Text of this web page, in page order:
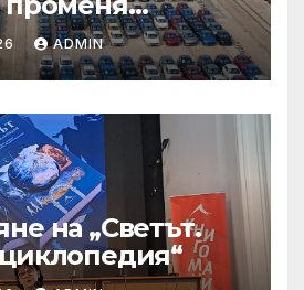
си – шест
ADMIN
на „Светът.